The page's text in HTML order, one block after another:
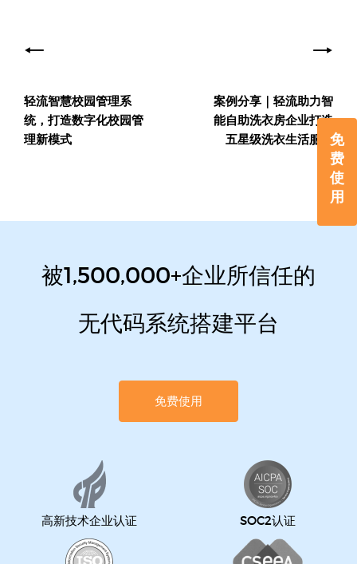
免
费
使
用
章
导
航轻流智慧校园管理系
统，打造数字化校园管
理新模式
案例分享｜轻流助力智
能自助洗衣房企业打造
五星级洗衣生活服务
被1,500,000+企业所信任的
无代码系统搭建平台
免费使用
高新技术企业认证 SOC2认证